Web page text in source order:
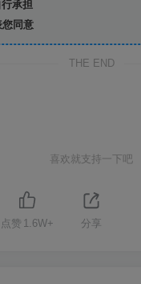
承担
您同意
THE END
喜欢就支持一下吧
点赞 1.6W+ 分享